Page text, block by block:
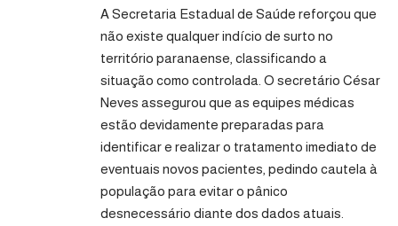
A Secretaria Estadual de Saúde reforçou que
não existe qualquer indício de surto no
território paranaense, classificando a
situação como controlada. O secretário César
Neves assegurou que as equipes médicas
estão devidamente preparadas para
identificar e realizar o tratamento imediato de
eventuais novos pacientes, pedindo cautela à
população para evitar o pânico
desnecessário diante dos dados atuais.